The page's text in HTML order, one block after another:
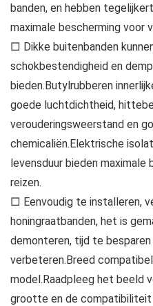
banden, en hebben
maximale bescherming voor
□ Dikke buitenbanden
schokbestendigheid en
bieden.Butylrubberen
goede luchtdichtheid,
verouderingsweerstand en
chemicaliën.Elektrische
levensduur bieden maximale
reizen.
□ Eenvoudig te installeren,
honingraatbanden, het is
demonteren, tijd te
verbeteren.Breed
model.Raadpleeg het beeld
grootte en de compatibiliteit